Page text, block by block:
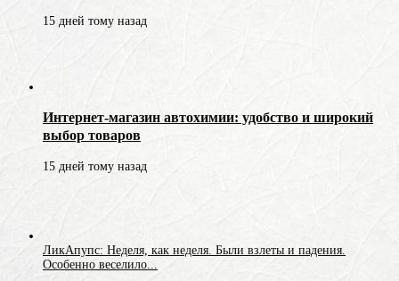
15 дней тому назад
Интернет-магазин автохимии: удобство и широкий
выбор товаров
15 дней тому назад
ЛикАпупс: Неделя, как неделя. Были взлеты и падения.
Особенно веселило...